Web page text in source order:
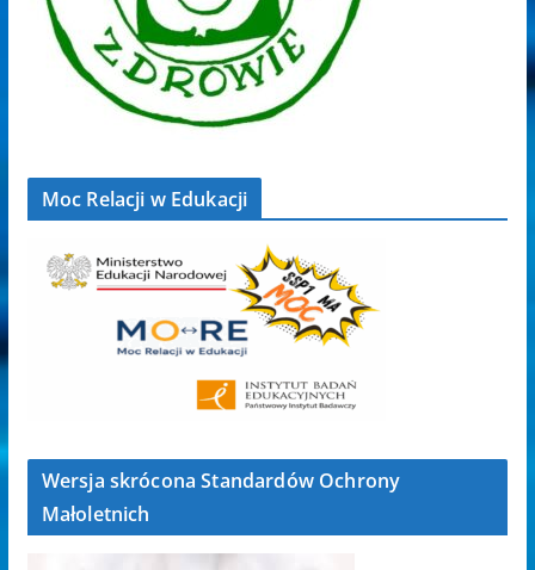
Moc Relacji w Edukacji
Wersja skrócona Standardów Ochrony
Małoletnich